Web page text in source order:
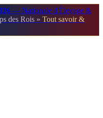
— Nationale d'Élevage &
des Rois » Tout savoir &